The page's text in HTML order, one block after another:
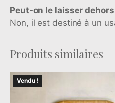
Peut-on le laisser dehors
Non, il est destiné à un
Produits similaires
Vendu !